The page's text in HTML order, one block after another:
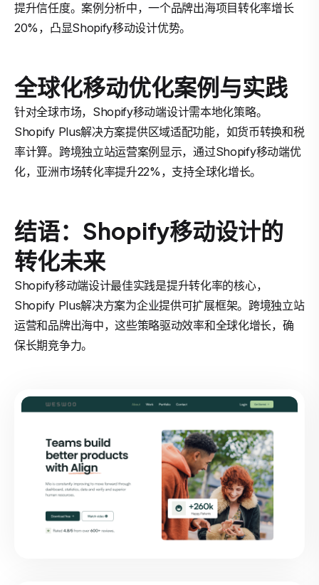
提升信任度。案例分析中，一个品牌出海项目转化率增长
20%，凸显Shopify移动设计优势。
全球化移动优化案例与实践
针对全球市场，Shopify移动端设计需本地化策略。
Shopify Plus解决方案提供区域适配功能，如货币转换和税
率计算。跨境独立站运营案例显示，通过Shopify移动端优
化，亚洲市场转化率提升22%，支持全球化增长。
结语：Shopify移动设计的
转化未来
Shopify移动端设计最佳实践是提升转化率的核心，
Shopify Plus解决方案为企业提供可扩展框架。跨境独立站
运营和品牌出海中，这些策略驱动效率和全球化增长，确
保长期竞争力。